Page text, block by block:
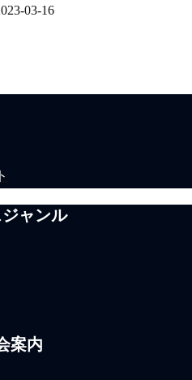
03-16
ャンル
案内